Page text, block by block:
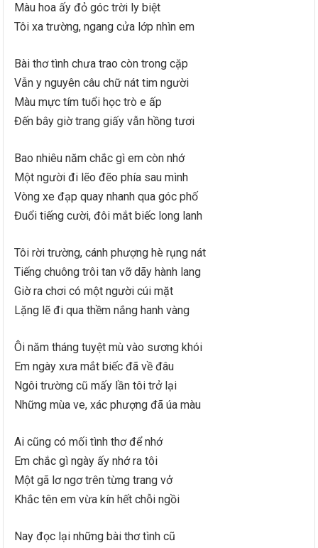
Màu hoa ấy đỏ góc trời ly biệt
Tôi xa trường, ngang cửa lớp nhìn em
Bài thơ tình chưa trao còn trong cặp
Vẫn y nguyên câu chữ nát tim người
Màu mực tím tuổi học trò e ấp
Đến bây giờ trang giấy vẫn hồng tươi
Bao nhiêu năm chắc gì em còn nhớ
Một người đi lẽo đẽo phía sau mình
Vòng xe đạp quay nhanh qua góc phố
Đuổi tiếng cười, đôi mắt biếc long lanh
Tôi rời trường, cánh phượng hè rụng nát
Tiếng chuông trôi tan vỡ dãy hành lang
Giờ ra chơi có một người cúi mặt
Lặng lẽ đi qua thềm nắng hanh vàng
Ôi năm tháng tuyệt mù vào sương khói
Em ngày xưa mắt biếc đã về đâu
Ngôi trường cũ mấy lần tôi trở lại
Những mùa ve, xác phượng đã úa màu
Ai cũng có mối tình thơ để nhớ
Em chắc gì ngày ấy nhớ ra tôi
Một gã lơ ngơ trên từng trang vở
Khắc tên em vừa kín hết chỗi ngồi
Nay đọc lại những bài thơ tình cũ